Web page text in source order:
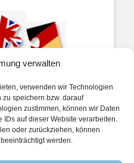
verwalten
verwenden wir Technologien
speichern bzw. darauf
zustimmen, können wir Daten
auf dieser Website verarbeiten.
oder zurückziehen, können
werden.